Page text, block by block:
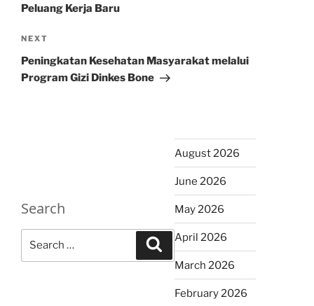
Peluang Kerja Baru
Next
Post
NEXT
Peningkatan Kesehatan Masyarakat melalui
Program Gizi Dinkes Bone
Search
Search
August 2026
June 2026
May 2026
April 2026
March 2026
February 2026